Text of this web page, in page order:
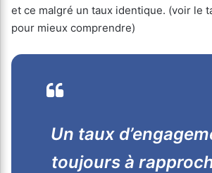
et ce malgré un taux identique. (voir le
pour mieux comprendre)
Un taux
toujours à